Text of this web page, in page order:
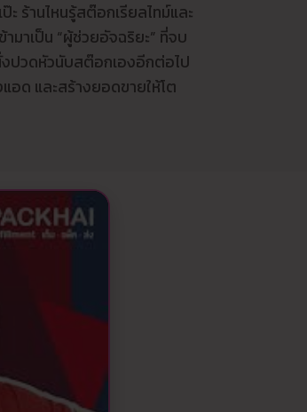
ะ ร้านไหนรู้สต๊อกเรียลไทม์และ
มาเป็น “ผู้ช่วยอัจฉริยะ” ที่จบ
ปวดหัวนับสต๊อกเองอีกต่อไป
อด และสร้างยอดขายให้โต